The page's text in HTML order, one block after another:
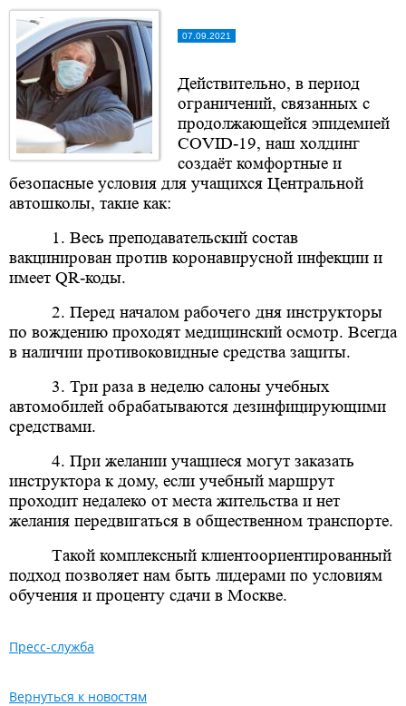
07.09.2021
Действительно, в период
ограничений, связанных с
продолжающейся эпидемией
COVID-19, наш холдинг
создаёт комфортные и
безопасные условия для учащихся Центральной
автошколы, такие как:
1. Весь преподавательский состав
вакцинирован против коронавирусной инфекции и
имеетQR-коды.
2. Перед началом рабочего дня инструкторы
по вождению проходят медицинский осмотр. Всегда
в наличии противоковидные средства защиты.
3. Три раза в неделю салоны учебных
автомобилей обрабатываются дезинфицирующими
средствами.
4. При желании учащиеся могут заказать
инструктора к дому, если учебный маршрут
проходит недалеко от места жительства и нет
желания передвигаться в общественном транспорте.
Такой комплексный клиентоориентированный
подход позволяет нам быть лидерами по условиям
обучения и проценту сдачи в Москве.
Пресс-служба
Вернуться к новостям